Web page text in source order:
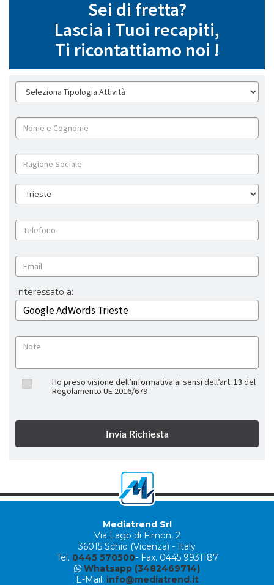
Sei di fretta?
Lascia i Tuoi recapiti,
Ti ricontattiamo noi !
Interessato a:
Ho preso visione dell’informativa ai sensi dell’art. 13 del
Regolamento UE 2016/679
Mediatrend Srl
Via Lago di Fimon, 2
36015 Schio (Vicenza) - Italy
Tel. 0445 570500- Fax. 0445 9931187
Whatsapp (3482469714)
E-Mail: info@mediatrend.it